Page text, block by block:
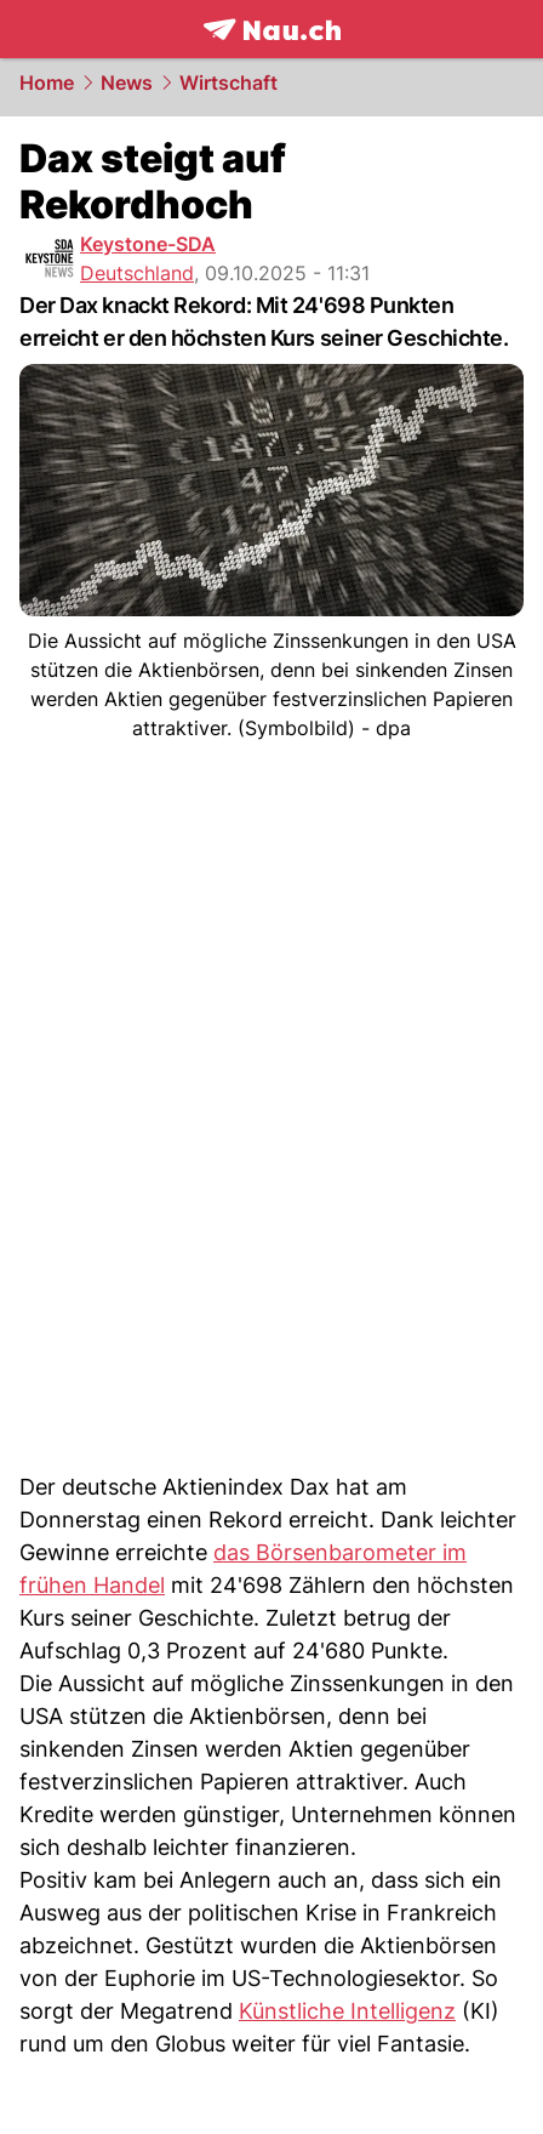
frontpage.NAU.ch
Home News Wirtschaft
Dax steigt auf
Rekordhoch
Keystone-SDA
Deutschland, 09.10.2025 - 11:31
Der Dax knackt Rekord: Mit 24'698 Punkten
erreicht er den höchsten Kurs seiner Geschichte.
Die Aussicht auf mögliche Zinssenkungen in den USA
stützen die Aktienbörsen, denn bei sinkenden Zinsen
werden Aktien gegenüber festverzinslichen Papieren
attraktiver. (Symbolbild) - dpa
Der deutsche Aktienindex Dax hat am
Donnerstag einen Rekord erreicht. Dank leichter
Gewinne erreichte das Börsenbarometer im
frühen Handel mit 24'698 Zählern den höchsten
Kurs seiner Geschichte. Zuletzt betrug der
Aufschlag 0,3 Prozent auf 24'680 Punkte.
Die Aussicht auf mögliche Zinssenkungen in den
USA stützen die Aktienbörsen, denn bei
sinkenden Zinsen werden Aktien gegenüber
festverzinslichen Papieren attraktiver. Auch
Kredite werden günstiger, Unternehmen können
sich deshalb leichter finanzieren.
Positiv kam bei Anlegern auch an, dass sich ein
Ausweg aus der politischen Krise in Frankreich
abzeichnet. Gestützt wurden die Aktienbörsen
von der Euphorie im US-Technologiesektor. So
sorgt der Megatrend Künstliche Intelligenz (KI)
rund um den Globus weiter für viel Fantasie.